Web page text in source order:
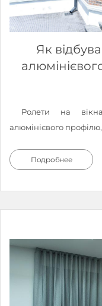
Як
Ролети на
алюмінієвого
Подробнее